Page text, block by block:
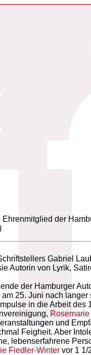
der
Gabriel
Autorin von Lyrik,
der Hamburger
25. Juni nach
in die Arbeit
und
Feigheit. Aber
lebenserfahrene
Fiedler-Winter vor 1 1/